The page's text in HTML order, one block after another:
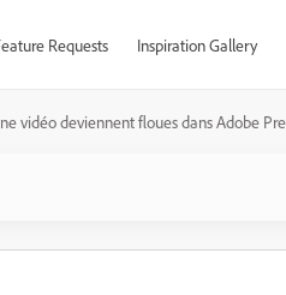
Requests Inspiration Gallery
vidéo deviennent floues dans Adobe